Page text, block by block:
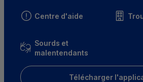
Centre d'aide
Sourds et
malentendants
Télécharger